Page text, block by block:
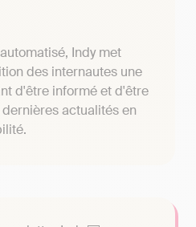
Indy met
des internautes une
d'être informé et d'être
actualités en